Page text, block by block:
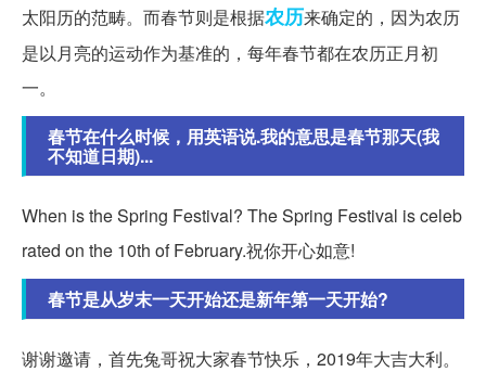
太阳历的范畴。而春节则是根据农历来确定的，因为农历
是以月亮的运动作为基准的，每年春节都在农历正月初
一。
春节在什么时候，用英语说.我的意思是春节那天(我
不知道日期)...
When is the Spring Festival? The Spring Festival is celeb
rated on the 10th of February.祝你开心如意!
春节是从岁末一天开始还是新年第一天开始?
谢谢邀请，首先兔哥祝大家春节快乐，2019年大吉大利。